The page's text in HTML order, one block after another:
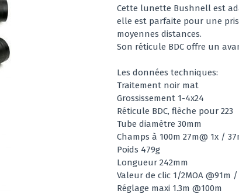
Cette lunette Bushnell est
elle est parfaite pour une
moyennes distances.
Son réticule BDC offre un
Les données techniques:
Traitement noir mat
Grossissement 1-4x24
Réticule BDC, flèche pour 223
Tube diamètre 30mm
Champs à 100m 27m@ 1x /
Poids 479g
Longueur 242mm
Valeur de clic 1/2MOA @91m /
Réglage maxi 1.3m @100m